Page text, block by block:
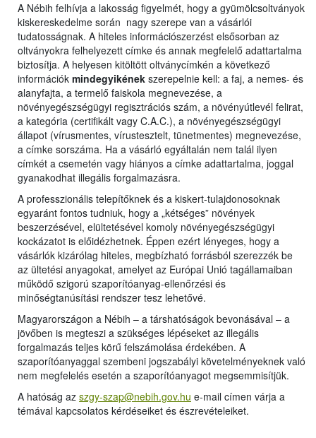
A Nébih felhívja a lakosság figyelmét, hogy a gyümölcsoltványok
kiskereskedelme során nagy szerepe van a vásárlói
tudatosságnak. A hiteles információszerzést elsősorban az
oltványokra felhelyezett címke és annak megfelelő adattartalma
biztosítja. A helyesen kitöltött oltványcímkén a következő
információk mindegyikének szerepelnie kell: a faj, a nemes- és
alanyfajta, a termelő faiskola megnevezése, a
növényegészségügyi regisztrációs szám, a növényútlevél felirat,
a kategória (certifikált vagy C.A.C.), a növényegészségügyi
állapot (vírusmentes, vírustesztelt, tünetmentes) megnevezése,
a címke sorszáma. Ha a vásárló egyáltalán nem talál ilyen
címkét a csemetén vagy hiányos a címke adattartalma, joggal
gyanakodhat illegális forgalmazásra.
A professzionális telepítőknek és a kiskert-tulajdonosoknak
egyaránt fontos tudniuk, hogy a „kétséges” növények
beszerzésével, elültetésével komoly növényegészségügyi
kockázatot is előidézhetnek. Éppen ezért lényeges, hogy a
vásárlók kizárólag hiteles, megbízható forrásból szerezzék be
az ültetési anyagokat, amelyet az Európai Unió tagállamaiban
működő szigorú szaporítóanyag-ellenőrzési és
minőségtanúsítási rendszer tesz lehetővé.
Magyarországon a Nébih – a társhatóságok bevonásával – a
jövőben is megteszi a szükséges lépéseket az illegális
forgalmazás teljes körű felszámolása érdekében. A
szaporítóanyaggal szembeni jogszabályi követelményeknek való
nem megfelelés esetén a szaporítóanyagot megsemmisítjük.
A hatóság az szgy-szap@nebih.gov.hu e-mail címen várja a
témával kapcsolatos kérdéseiket és észrevételeiket.